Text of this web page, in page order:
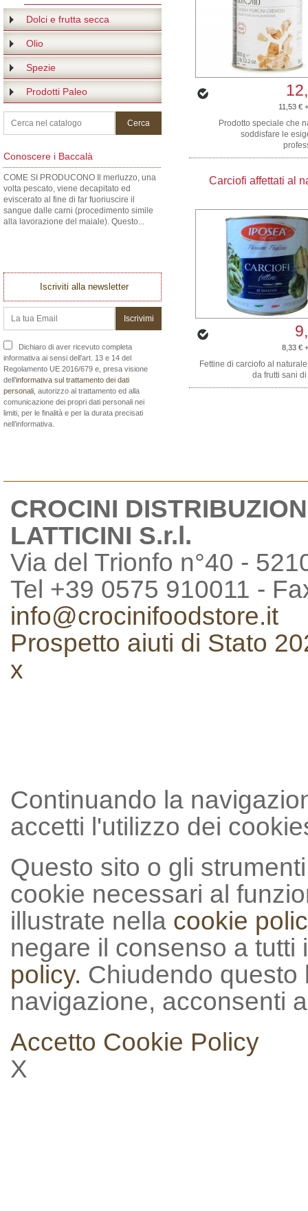
Dolci e frutta secca
Olio
Spezie
Prodotti Paleo
Conoscere i Baccalà
COME SI PRODUCONO Il merluzzo, una
volta pescato, viene decapitato ed
eviscerato al fine di far fuoriuscire il
sangue dalle carni (procedimento simile
alla lavorazione del maiale). Questo...
Iscriviti alla newsletter
Dichiaro di aver ricevuto completa
informativa ai sensi dell’art. 13 e 14 del
Regolamento UE 2016/679 e, presa visione
dell’informativa sul trattamento dei dati
personali , autorizzo al trattamento ed alla
comunicazione dei propri dati personali nei
limiti, per le finalità e per la durata precisati
nell’informativa.
11,53 €
Prodotto speciale che
soddisfare le
Carciofi affettati al
8,33 €
Fettine di carciofo al
da frutti sani
CROCINI
LATTICINI S.r.l.
Via del Trionfo n°40 -
Tel +39 0575 910011 -
info@crocinifoodstore.it
Prospetto aiuti di Stato
x
Continuando la
accetti l'utilizzo dei
Questo sito o gli
cookie necessari al
illustrate nella cookie
negare il consenso a
policy. Chiudendo
navigazione, acconsenti
Accetto Cookie Policy
X